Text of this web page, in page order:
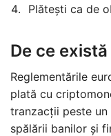
Plătești ca de
De ce
Reglementările
plată cu
tranzacții peste un
spălării banilor și